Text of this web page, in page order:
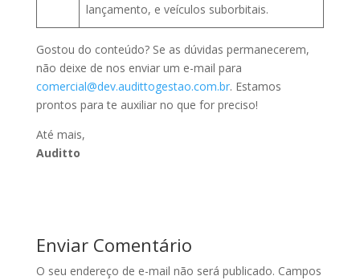
lançamento, e veículos suborbitais.
Gostou do conteúdo? Se as dúvidas permanecerem,
não deixe de nos enviar um e-mail para
comercial@dev.audittogestao.com.br. Estamos
prontos para te auxiliar no que for preciso!
Até mais,
Auditto
Enviar Comentário
O seu endereço de e-mail não será publicado. Campos